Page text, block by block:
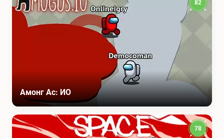
Амонг Ас: ИО
82
78